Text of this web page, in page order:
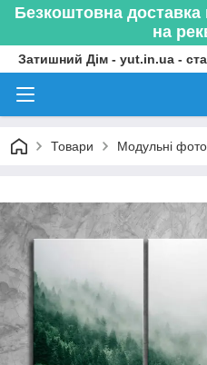
Безкоштовна доставка
на
Затишний Дім - yut.in.ua -
Товари Модульні